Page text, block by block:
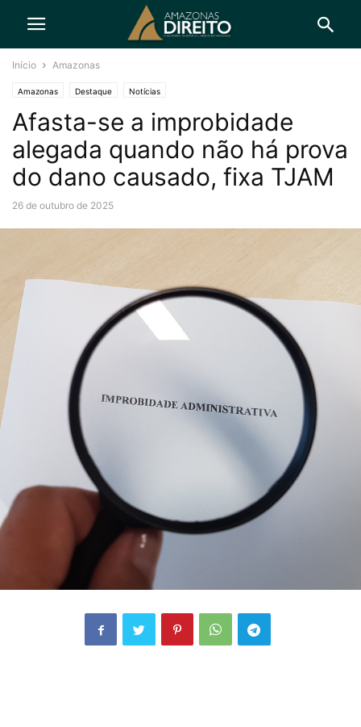
Início Amazonas
Amazonas Destaque Notícias
Afasta-se a improbidade
alegada quando não há prova
do dano causado, fixa TJAM
26 de outubro de 2025